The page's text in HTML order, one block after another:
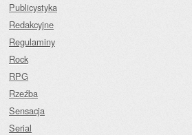
Publicystyka
Redakcyjne
Regulaminy
Rock
RPG
Rzeźba
Sensacja
Serial